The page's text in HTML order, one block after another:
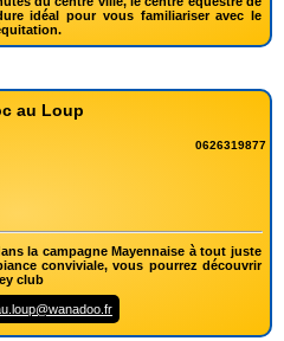
idéal pour vous familiariser avec le
au Loup
0626319877
la campagne Mayennaise à tout juste
conviviale, vous pourrez découvrir
club